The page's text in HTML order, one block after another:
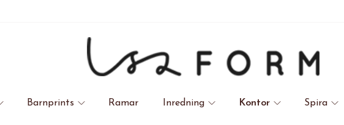
Barnprints Ramar Inredning Kontor Spira